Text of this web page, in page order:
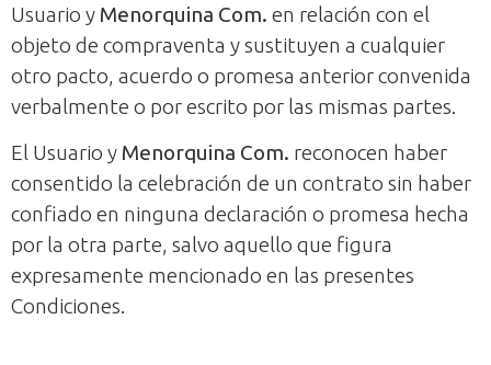
Usuario y Menorquina Com. en relación con el
objeto de compraventa y sustituyen a cualquier
otro pacto, acuerdo o promesa anterior convenida
verbalmente o por escrito por las mismas partes.
El Usuario y Menorquina Com. reconocen haber
consentido la celebración de un contrato sin haber
confiado en ninguna declaración o promesa hecha
por la otra parte, salvo aquello que figura
expresamente mencionado en las presentes
Condiciones.